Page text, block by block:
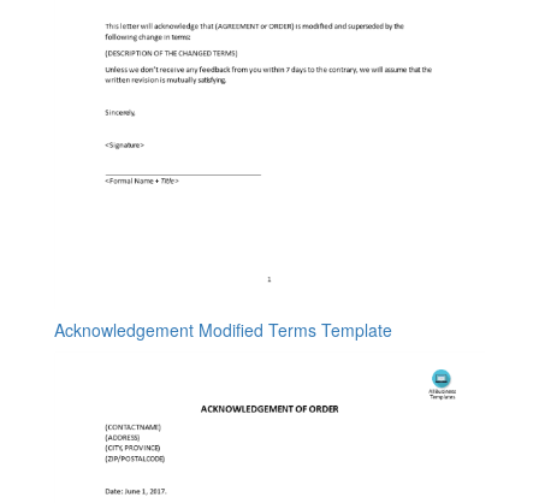
Acknowledgement Modified Terms Template